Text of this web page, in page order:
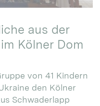
aus der
Kölner Dom
von 41 Kindern
den Kölner
Schwaderlapp